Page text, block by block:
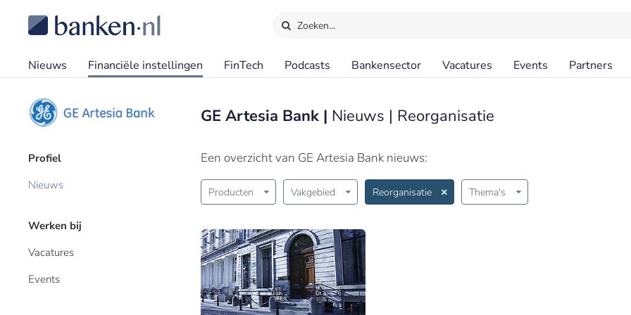
Zoeken…
Nieuws Financiële instellingen FinTech Podcasts Bankensector Vacatures Events Partners
Profiel
Nieuws
Werken bij
Vacatures
Events
GE Artesia Bank | Nieuws | Reorganisatie
Een overzicht van GE Artesia Bank nieuws:
Producten Vakgebied Reorganisatie Thema's